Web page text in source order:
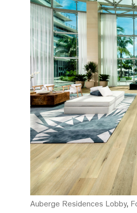
Auberge Residences Lobby,